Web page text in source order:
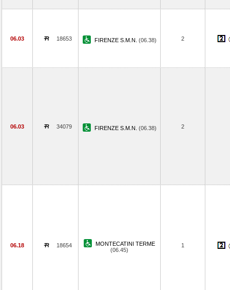
06.03 18653 FIRENZE S.M.N. (06.38) 2
06.03 34079 FIRENZE S.M.N. (06.38) 2
06.18 18654
MONTECATINI TERME
(06.45)
1